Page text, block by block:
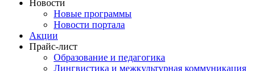
Новости
Новые программы
Новости портала
Акции
Прайс-лист
Образование и педагогика
Лингвистика и межкультурная коммуникация